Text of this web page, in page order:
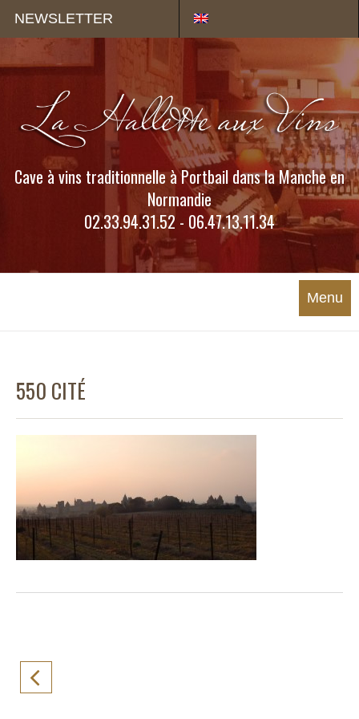
NEWSLETTER
Cave à vins traditionnelle à Portbail dans la Manche en
Normandie
02.33.94.31.52 - 06.47.13.11.34
Menu
550 CITÉ
Panneau de gestion des cookies